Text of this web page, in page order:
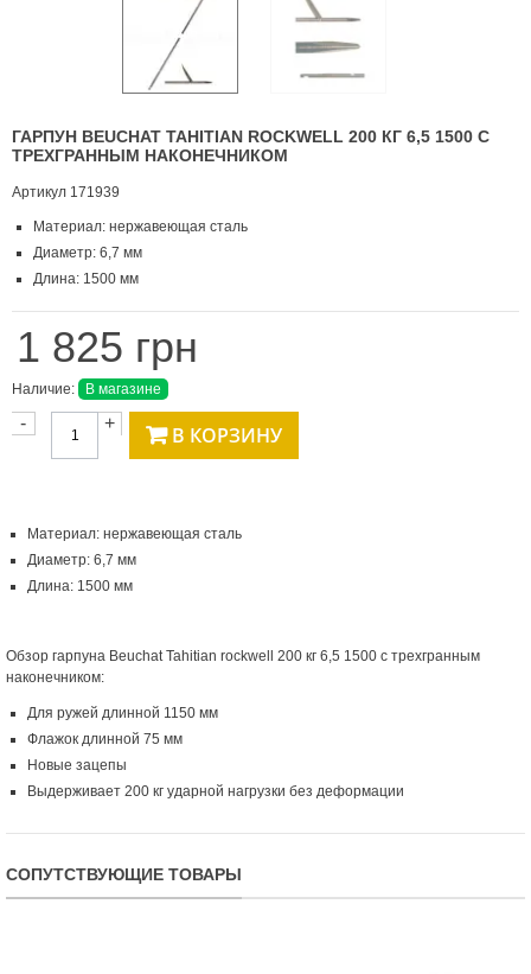
ГАРПУН BEUCHAT TAHITIAN ROCKWELL 200 КГ 6,5 1500 С
ТРЕХГРАННЫМ НАКОНЕЧНИКОМ
Артикул 171939
Материал: нержавеющая сталь
Диаметр: 6,7 мм
Длина: 1500 мм
1 825 грн
Наличие: В магазине
- + В КОРЗИНУ
Материал: нержавеющая сталь
Диаметр: 6,7 мм
Длина: 1500 мм
Обзор гарпуна Beuchat Tahitian rockwell 200 кг 6,5 1500 с трехгранным
наконечником:
Для ружей длинной 1150 мм
Флажок длинной 75 мм
Новые зацепы
Выдерживает 200 кг ударной нагрузки без деформации
СОПУТСТВУЮЩИЕ ТОВАРЫ